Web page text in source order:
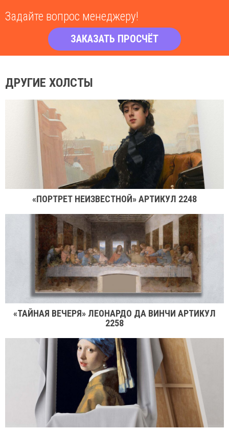
Задайте вопрос менеджеру!
ЗАКАЗАТЬ ПРОСЧЁТ
ДРУГИЕ ХОЛСТЫ
«ПОРТРЕТ НЕИЗВЕСТНОЙ» АРТИКУЛ 2248
«ТАЙНАЯ ВЕЧЕРЯ» ЛЕОНАРДО ДА ВИНЧИ АРТИКУЛ
2258